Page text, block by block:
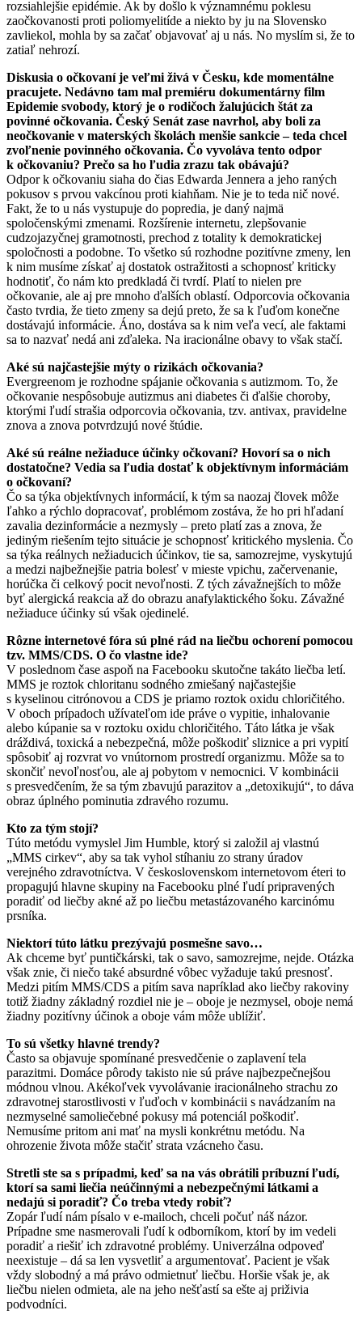
rozsiahlejšie epidémie. Ak by došlo k významnému poklesu
zaočkovanosti proti poliomyelitíde a niekto by ju na Slovensko
zavliekol, mohla by sa začať objavovať aj u nás. No myslím si, že to
zatiaľ nehrozí.
Diskusia o očkovaní je veľmi živá v Česku, kde momentálne
pracujete. Nedávno tam mal premiéru dokumentárny film
Epidemie svobody, ktorý je o rodičoch žalujúcich štát za
povinné očkovania. Český Senát zase navrhol, aby boli za
neočkovanie v materských školách menšie sankcie – teda chcel
zvoľnenie povinného očkovania. Čo vyvoláva tento odpor
k očkovaniu? Prečo sa ho ľudia zrazu tak obávajú?
Odpor k očkovaniu siaha do čias Edwarda Jennera a jeho raných
pokusov s prvou vakcínou proti kiahňam. Nie je to teda nič nové.
Fakt, že to u nás vystupuje do popredia, je daný najmä
spoločenskými zmenami. Rozšírenie internetu, zlepšovanie
cudzojazyčnej gramotnosti, prechod z totality k demokratickej
spoločnosti a podobne. To všetko sú rozhodne pozitívne zmeny, len
k nim musíme získať aj dostatok ostražitosti a schopnosť kriticky
hodnotiť, čo nám kto predkladá či tvrdí. Platí to nielen pre
očkovanie, ale aj pre mnoho ďalších oblastí. Odporcovia očkovania
často tvrdia, že tieto zmeny sa dejú preto, že sa k ľuďom konečne
dostávajú informácie. Áno, dostáva sa k nim veľa vecí, ale faktami
sa to nazvať nedá ani zďaleka. Na iracionálne obavy to však stačí.
Aké sú najčastejšie mýty o rizikách očkovania?
Evergreenom je rozhodne spájanie očkovania s autizmom. To, že
očkovanie nespôsobuje autizmus ani diabetes či ďalšie choroby,
ktorými ľudí strašia odporcovia očkovania, tzv. antivax, pravidelne
znova a znova potvrdzujú nové štúdie.
Aké sú reálne nežiaduce účinky očkovaní? Hovorí sa o nich
dostatočne? Vedia sa ľudia dostať k objektívnym informáciám
o očkovaní?
Čo sa týka objektívnych informácií, k tým sa naozaj človek môže
ľahko a rýchlo dopracovať, problémom zostáva, že ho pri hľadaní
zavalia dezinformácie a nezmysly – preto platí zas a znova, že
jediným riešením tejto situácie je schopnosť kritického myslenia. Čo
sa týka reálnych nežiaducich účinkov, tie sa, samozrejme, vyskytujú
a medzi najbežnejšie patria bolesť v mieste vpichu, začervenanie,
horúčka či celkový pocit nevoľnosti. Z tých závažnejších to môže
byť alergická reakcia až do obrazu anafylaktického šoku. Závažné
nežiaduce účinky sú však ojedinelé.
Rôzne internetové fóra sú plné rád na liečbu ochorení pomocou
tzv. MMS/CDS. O čo vlastne ide?
V poslednom čase aspoň na Facebooku skutočne takáto liečba letí.
MMS je roztok chloritanu sodného zmiešaný najčastejšie
s kyselinou citrónovou a CDS je priamo roztok oxidu chloričitého.
V oboch prípadoch užívateľom ide práve o vypitie, inhalovanie
alebo kúpanie sa v roztoku oxidu chloričitého. Táto látka je však
dráždivá, toxická a nebezpečná, môže poškodiť sliznice a pri vypití
spôsobiť aj rozvrat vo vnútornom prostredí organizmu. Môže sa to
skončiť nevoľnosťou, ale aj pobytom v nemocnici. V kombinácii
s presvedčením, že sa tým zbavujú parazitov a „detoxikujú“, to dáva
obraz úplného pominutia zdravého rozumu.
Kto za tým stojí?
Túto metódu vymyslel Jim Humble, ktorý si založil aj vlastnú
„MMS cirkev“, aby sa tak vyhol stíhaniu zo strany úradov
verejného zdravotníctva. V československom internetovom éteri to
propagujú hlavne skupiny na Facebooku plné ľudí pripravených
poradiť od liečby akné až po liečbu metastázovaného karcinómu
prsníka.
Niektorí túto látku prezývajú posmešne savo…
Ak chceme byť puntičkárski, tak o savo, samozrejme, nejde. Otázka
však znie, či niečo také absurdné vôbec vyžaduje takú presnosť.
Medzi pitím MMS/CDS a pitím sava napríklad ako liečby rakoviny
totiž žiadny základný rozdiel nie je – oboje je nezmysel, oboje nemá
žiadny pozitívny účinok a oboje vám môže ublížiť.
To sú všetky hlavné trendy?
Často sa objavuje spomínané presvedčenie o zaplavení tela
parazitmi. Domáce pôrody takisto nie sú práve najbezpečnejšou
módnou vlnou. Akékoľvek vyvolávanie iracionálneho strachu zo
zdravotnej starostlivosti v ľuďoch v kombinácii s navádzaním na
nezmyselné samoliečebné pokusy má potenciál poškodiť.
Nemusíme pritom ani mať na mysli konkrétnu metódu. Na
ohrozenie života môže stačiť strata vzácneho času.
Stretli ste sa s prípadmi, keď sa na vás obrátili príbuzní ľudí,
ktorí sa sami liečia neúčinnými a nebezpečnými látkami a
nedajú si poradiť? Čo treba vtedy robiť?
Zopár ľudí nám písalo v e-mailoch, chceli počuť náš názor.
Prípadne sme nasmerovali ľudí k odborníkom, ktorí by im vedeli
poradiť a riešiť ich zdravotné problémy. Univerzálna odpoveď
neexistuje – dá sa len vysvetliť a argumentovať. Pacient je však
vždy slobodný a má právo odmietnuť liečbu. Horšie však je, ak
liečbu nielen odmieta, ale na jeho nešťastí sa ešte aj priživia
podvodníci.